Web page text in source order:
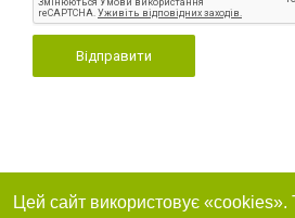
Відправити
Цей сайт використовує «cookies».